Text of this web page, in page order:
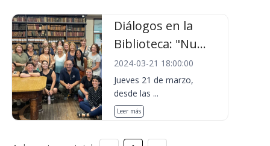
Diálogos en la
Biblioteca: "Nu...
2024-03-21 18:00:00
Jueves 21 de marzo,
desde las ...
Leer más